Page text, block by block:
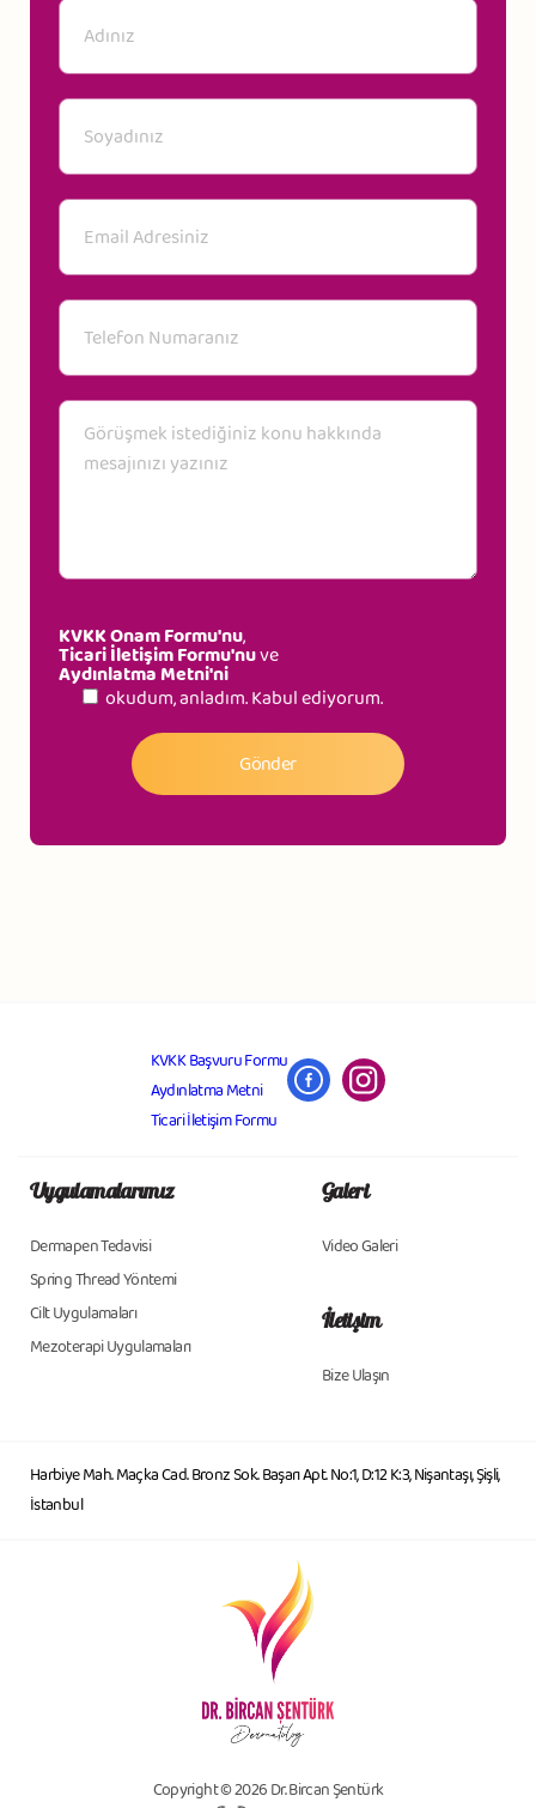
KVKK Onam Formu'nu,
Ticari İletişim Formu'nuve
Aydınlatma Metni'ni
okudum, anladım. Kabul ediyorum.
KVKK Başvuru Formu
Aydınlatma Metni
Ticari İletişim Formu
Uygulamalarımız
Dermapen Tedavisi
Spring Thread Yöntemi
Cilt Uygulamaları
Mezoterapi Uygulamaları
Galeri
Video Galeri
İletişim
Bize Ulaşın
Harbiye Mah. Maçka Cad. Bronz Sok. Başarı Apt. No:1, D:12 K:3, Nişantaşı, Şişli,
İstanbul
Copyright © 2026 Dr. Bircan Şentürk